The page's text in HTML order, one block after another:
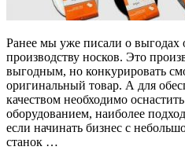
Ранее мы уже писали о выгодах
производству носков. Это
выгодным, но конкурировать
оригинальный товар. А для
качеством необходимо
оборудованием, наиболее
если начинать бизнес с
станок …